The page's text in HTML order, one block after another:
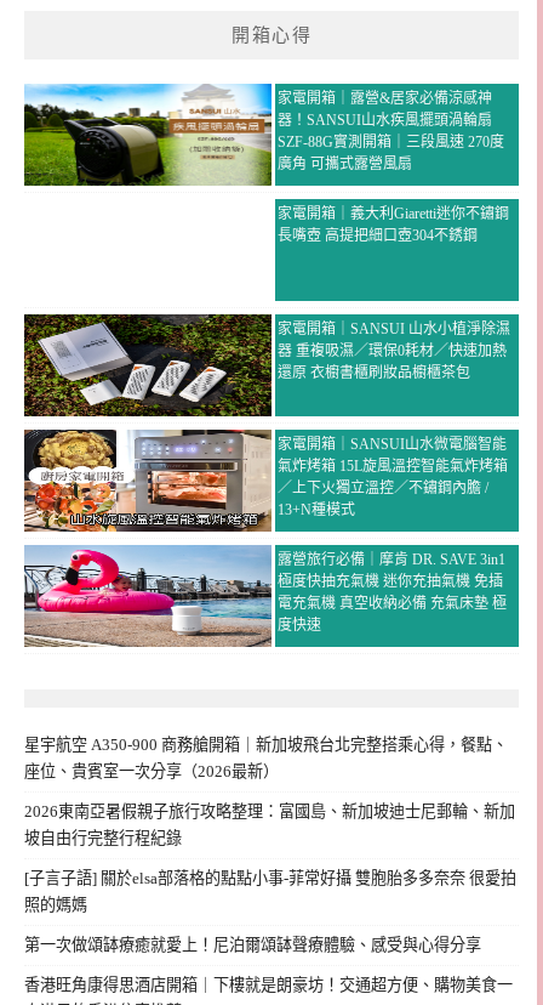
開箱心得
家電開箱｜露營&居家必備涼感神
器！SANSUI山水疾風擺頭渦輪扇
SZF-88G實測開箱｜三段風速 270度
廣角 可攜式露營風扇
家電開箱｜義大利Giaretti迷你不鏽鋼
長嘴壺 高提把細口壺304不銹鋼
家電開箱｜SANSUI 山水小植淨除濕
器 重複吸濕／環保0耗材／快速加熱
還原 衣櫥書櫃刷妝品櫥櫃茶包
家電開箱｜SANSUI山水微電腦智能
氣炸烤箱 15L旋風溫控智能氣炸烤箱
／上下火獨立溫控／不鏽鋼內膽 /
13+N種模式
露營旅行必備｜摩肯 DR. SAVE 3in1
極度快抽充氣機 迷你充抽氣機 免插
電充氣機 真空收納必備 充氣床墊 極
度快速
星宇航空 A350-900 商務艙開箱｜新加坡飛台北完整搭乘心得，餐點、
座位、貴賓室一次分享（2026最新）
2026東南亞暑假親子旅行攻略整理：富國島、新加坡迪士尼郵輪、新加
坡自由行完整行程紀錄
[子言子語] 關於elsa部落格的點點小事-菲常好攝 雙胞胎多多奈奈 很愛拍
照的媽媽
第一次做頌缽療癒就愛上！尼泊爾頌缽聲療體驗、感受與心得分享
香港旺角康得思酒店開箱｜下樓就是朗豪坊！交通超方便、購物美食一